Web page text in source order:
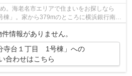
。海老名市エリアで住まいをお探しなら
」。家から379mのところに横浜銀行南海
情報がありません。
寺台１丁目 1号棟」への
合わせはこちら